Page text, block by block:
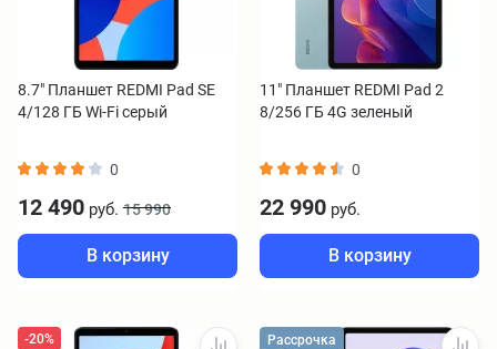
8.7" Планшет REDMI Pad SE
4/128 ГБ Wi-Fi серый
0
12 490 руб. 15 990
В корзину
11" Планшет REDMI Pad 2
8/256 ГБ 4G зеленый
0
22 990 руб.
В корзину
-20%
Рассрочка